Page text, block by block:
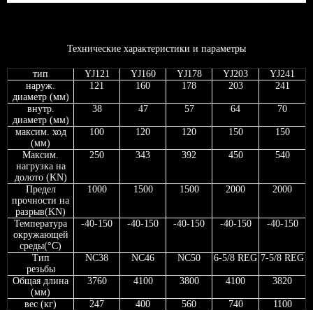
Технические характеристики и параметры
тип YJ121 YJ160 YJ178 YJ203
YJ241
наруж.
диаметр (мм)
121 160 178 203 241
внутр.
диаметр (мм)
38 47 57 64 70
максим. ход
(мм)
100 120 120 150 150
Максим.
нагрузка на
долото (KN)
250 343 392 450 540
Предел
прочности на
разрыв(KN)
1000 1500 1500 2000 2000
Температура
окружающей
среды(°C)
-40-150 -40-150 -40-150 -40-150 -40-150
Тип
резьбы
NC38 NC46 NC50 6-5/8 REG 7-5/8 REG
Общая длина
(мм)
3760 4100 3800 4100 3820
вес (кг) 247 400 560 740 1100